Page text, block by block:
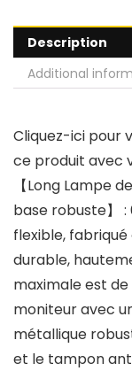
Description
Additional
Cliquez-ici pour
ce produit avec
【Long Lampe
base robuste】
flexible, fabriqué
durable,
maximale est de
moniteur avec
métallique
et le tampon